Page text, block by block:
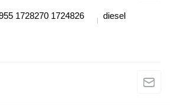
1728270 1724826
diesel